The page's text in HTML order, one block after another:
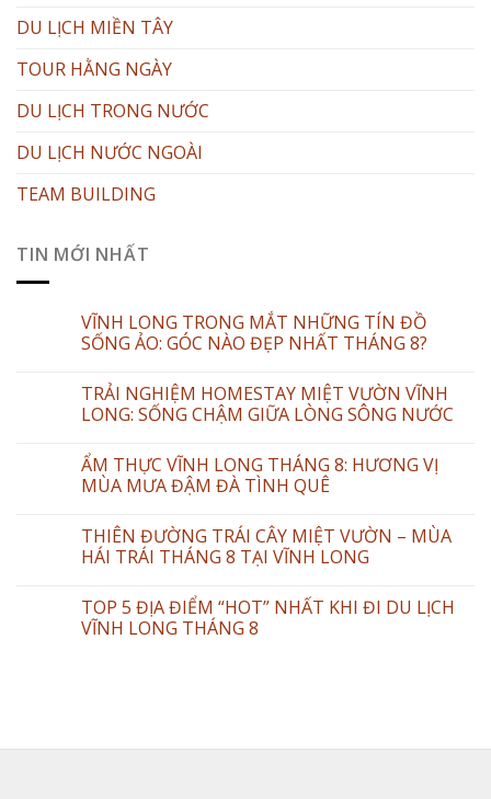
DU LỊCH MIỀN TÂY
TOUR HẰNG NGÀY
DU LỊCH TRONG NƯỚC
DU LỊCH NƯỚC NGOÀI
TEAM BUILDING
TIN MỚI NHẤT
VĨNH LONG TRONG MẮT NHỮNG TÍN ĐỒ
SỐNG ẢO: GÓC NÀO ĐẸP NHẤT THÁNG 8?
TRẢI NGHIỆM HOMESTAY MIỆT VƯỜN VĨNH
LONG: SỐNG CHẬM GIỮA LÒNG SÔNG NƯỚC
ẨM THỰC VĨNH LONG THÁNG 8: HƯƠNG VỊ
MÙA MƯA ĐẬM ĐÀ TÌNH QUÊ
THIÊN ĐƯỜNG TRÁI CÂY MIỆT VƯỜN – MÙA
HÁI TRÁI THÁNG 8 TẠI VĨNH LONG
TOP 5 ĐỊA ĐIỂM “HOT” NHẤT KHI ĐI DU LỊCH
VĨNH LONG THÁNG 8